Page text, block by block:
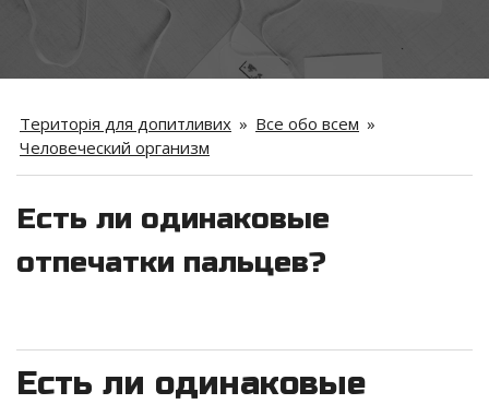
Територія для допитливих » Все обо всем »
Человеческий организм
Есть ли одинаковые
отпечатки пальцев?
Есть ли одинаковые